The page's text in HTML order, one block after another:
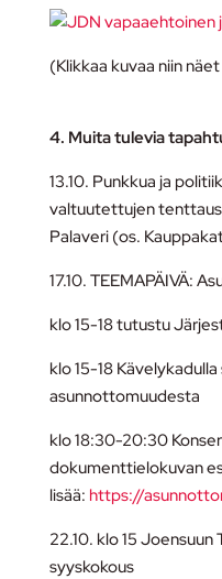
(Klikkaa kuvaa niin
4. Muita tulevia
13.10. Punkkua ja
valtuutettujen tenttaus
Palaveri (os.
17.10. TEEMAPÄIVÄ:
klo 15-18 tutustu
klo 15-18
asunnottomuudesta
klo 18:30-20:30
dokumenttielokuvan
lisää: https://
22.10. klo 15
syyskokous